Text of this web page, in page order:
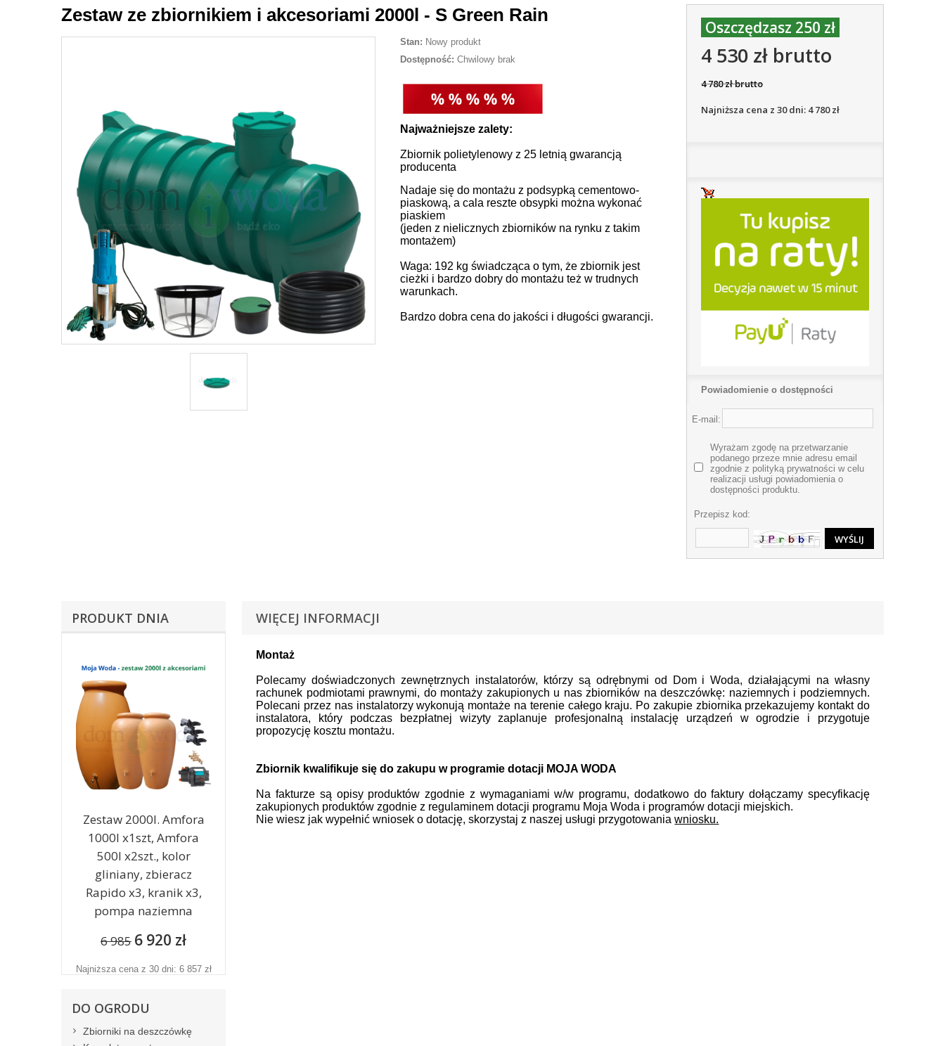
Zestaw ze zbiornikiem i akcesoriami 2000l - S Green Rain
Stan: Nowy produkt
Dostępność: Chwilowy brak
Najważniejsze zalety:
Zbiornik polietylenowy z 25 letnią gwarancją
producenta
Nadaje się do montażu z podsypką cementowo-
piaskową, a cala reszte obsypki można wykonać
piaskiem
(jeden z nielicznych zbiorników na rynku z takim
montażem)
Waga: 192 kg świadcząca o tym, że zbiornik jest
cieżki i bardzo dobry do montażu też w trudnych
warunkach.
Bardzo dobra cena do jakości i długości gwarancji.
Oszczędzasz 250 zł
4 530 zł brutto
4 780 zł brutto
Najniższa cena z 30 dni: 4 780 zł
Powiadomienie o dostępności
E-mail:
Wyrażam zgodę na przetwarzanie
podanego przeze mnie adresu email
zgodnie z polityką prywatności w celu
realizacji usługi powiadomienia o
dostępności produktu.
Przepisz kod:
WIĘCEJ INFORMACJI
Montaż
Polecamy doświadczonych zewnętrznych instalatorów, którzy są odrębnymi od Dom i Woda, działającymi na własny
rachunek podmiotami prawnymi, do montaży zakupionych u nas zbiorników na deszczówkę: naziemnych i podziemnych.
Polecani przez nas instalatorzy wykonują montaże na terenie całego kraju. Po zakupie zbiornika przekazujemy kontakt do
instalatora, który podczas bezpłatnej wizyty zaplanuje profesjonalną instalację urządzeń w ogrodzie i przygotuje
propozycję kosztu montażu.
Zbiornik kwalifikuje się do zakupu w programie dotacji MOJA WODA
Na fakturze są opisy produktów zgodnie z wymaganiami w/w programu, dodatkowo do faktury dołączamy specyfikację
zakupionych produktów zgodnie z regulaminem dotacji programu Moja Woda i programów dotacji miejskich.
Nie wiesz jak wypełnić wniosek o dotację, skorzystaj z naszej usługi przygotowaniawniosku.
PRODUKT DNIA
Zestaw 2000l. Amfora
1000l x1szt, Amfora
500l x2szt., kolor
gliniany, zbieracz
Rapido x3, kranik x3,
pompa naziemna
6 985 6 920 zł
Najniższa cena z 30 dni: 6 857 zł
DO OGRODU
Zbiorniki na deszczówkę